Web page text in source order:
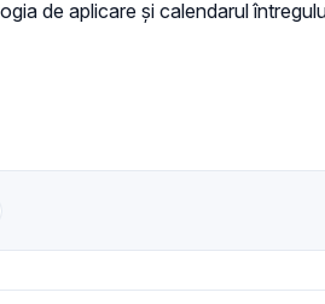
de aplicare și calendarul